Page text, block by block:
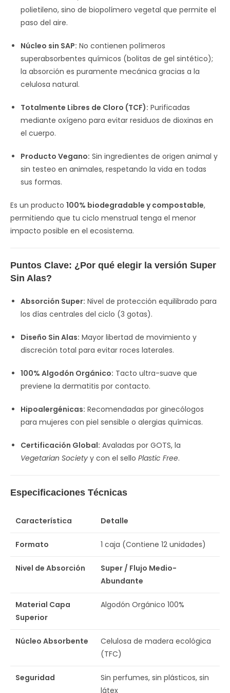
polietileno, sino de biopolímero vegetal que permite el
paso del aire.
Núcleo sin SAP: No contienen polímeros
superabsorbentes químicos (bolitas de gel sintético);
la absorción es puramente mecánica gracias a la
celulosa natural.
Totalmente Libres de Cloro (TCF): Purificadas
mediante oxígeno para evitar residuos de dioxinas en
el cuerpo.
Producto Vegano: Sin ingredientes de origen animal y
sin testeo en animales, respetando la vida en todas
sus formas.
Es un producto 100% biodegradable y compostable,
permitiendo que tu ciclo menstrual tenga el menor
impacto posible en el ecosistema.
Puntos Clave: ¿Por qué elegir la versión Super
Sin Alas?
Absorción Super: Nivel de protección equilibrado para
los días centrales del ciclo (3 gotas).
Diseño Sin Alas: Mayor libertad de movimiento y
discreción total para evitar roces laterales.
100% Algodón Orgánico: Tacto ultra-suave que
previene la dermatitis por contacto.
Hipoalergénicas: Recomendadas por ginecólogos
para mujeres con piel sensible o alergias químicas.
Certificación Global: Avaladas por GOTS, la
Vegetarian Society y con el sello Plastic Free.
Especificaciones Técnicas
Característica Detalle
Formato 1 caja (Contiene 12 unidades)
Nivel de Absorción
Super / Flujo Medio-
Abundante
Material Capa
Superior
Algodón Orgánico 100%
Núcleo Absorbente
Celulosa de madera ecológica
(TFC)
Seguridad
Sin perfumes, sin plásticos, sin
látex